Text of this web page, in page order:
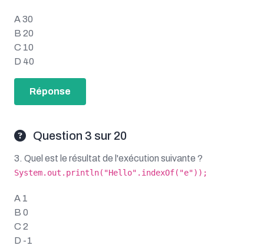
A 30
B 20
C 10
D 40
Réponse
Question 3 sur 20
3. Quel est le résultat de l'exécution suivante ?
System.out.println("Hello".indexOf("e"));
A 1
B 0
C 2
D -1